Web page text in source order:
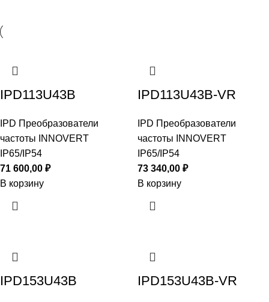
IPD113U43B
IPD Преобразователи
частоты INNOVERT
IP65/IP54
71 600,00 ₽
В корзину
IPD113U43B-VR
IPD Преобразователи
частоты INNOVERT
IP65/IP54
73 340,00 ₽
В корзину
IPD153U43B IPD153U43B-VR